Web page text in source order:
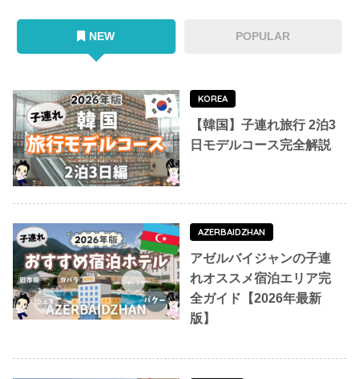
NEW POPULAR
【韓国】子連れ旅行 2泊3
日モデルコース完全解説
KOREA
アゼルバイジャンの子連
れオススメ宿泊エリア完
全ガイド【2026年最新
版】
AZERBAIDZHAN